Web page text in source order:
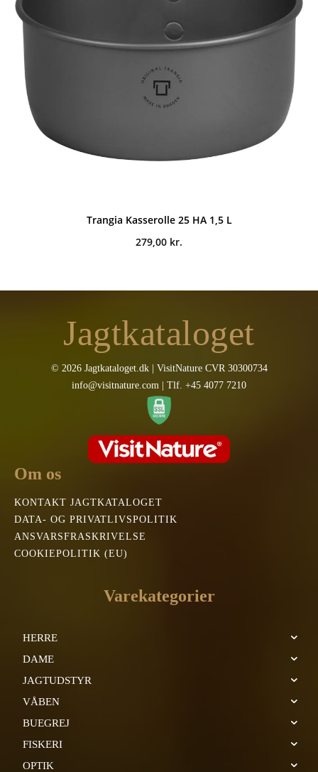
Trangia Kasserolle 25 HA 1,5 L
279,00 kr.
Jagtkataloget
© 2026 Jagtkataloget.dk | VisitNature CVR 30300734
info@visitnature.com | Tlf. +45 4077 7210
Om os
KONTAKT JAGTKATALOGET
DATA- OG PRIVATLIVSPOLITIK
ANSVARSFRASKRIVELSE
COOKIEPOLITIK (EU)
Varekategorier
HERRE
DAME
JAGTUDSTYR
VÅBEN
BUEGREJ
FISKERI
OPTIK